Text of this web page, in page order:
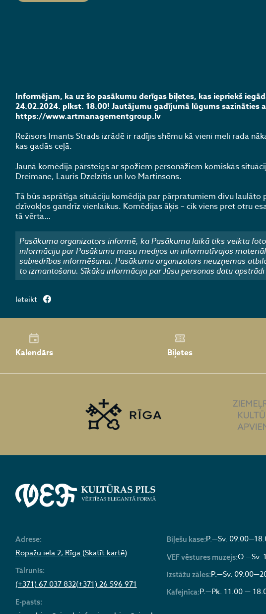
Informējam, ka uz šo pasākumu derīgas biļetes, kas iepriekš
24.02.2024. plkst. 18.00! Jautājumu gadījumā lūgums sazināties
https://www.artmanagementgroup.lv
Režisors Imants Strads izrādē ir radījis shēmu kā vieni meli rada
kas gadās ceļā.
Jaunā komēdija pārsteigs ar spožiem personāžiem komiskās
Dreimane, Lauris Dzelzītis un Ivo Martinsons.
Tā būs asprātīga situāciju komēdija par pārpratumiem divu
dzīvokļos gandrīz vienlaikus. Komēdijas āķis – cik viens pret otru
tā vērta…
Pasākuma organizators informē, ka Pasākuma laikā tiks veikta
informāciju par Pasākumu masu medijos un informatīvajos
sabiedrības informēšanai. Pasākuma organizators neuzņemas
to izmantošanu. Sīkāka informācija par Jūsu personas datu
Ieteikt
Kalendārs Biļetes
Adrese:
Ropažu iela 2, Rīga (Skatīt kartē)
Tālrunis:
(+371) 67 037 832(+371) 26 596 971
E-pasts:
Biļešu kase:P.—Sv.
VEF vēstures muzejs:O.—Sv.
Izstāžu zāles:P.—Sv.
Kafejnīca:P.—Pk. 11.00 —